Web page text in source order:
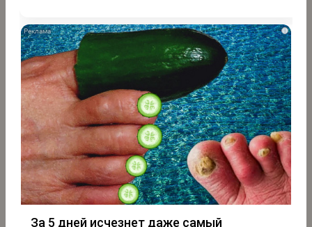
i
За 5 дней исчезнет даже самый